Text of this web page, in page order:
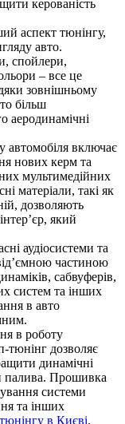
керованість
аспект тюнінгу,
авто.
спойлери,
– все це
зовнішньому
більш
аеродинамічні
автомобіля включає
нових керм та
мультимедійних
матеріали, такі як
дозволяють
який
аудіосистеми та
частиною
сабвуферів,
систем та інших
в авто
в роботу
тюнінг дозволяє
динамічні
палива. Прошивка
системи
та інших
тюнінгу в Києві.